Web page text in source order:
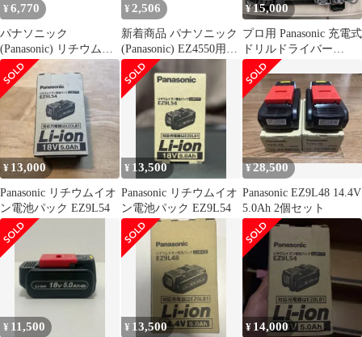
¥ 6,770
パナソニック
(Panasonic) リチウムイ
オン電池パック (Li-ion)
3.6V 1.5Ah LAタイプ
小型高精度ドライバー
(EZ7410他)用 EZ9L10
¥ 2,506
新着商品 パナソニック
(Panasonic) EZ4550用集
じん機アダプター 電動
工具 充電ジグソー 建築
現場 作業場 EZ9X016
¥15,000
プロ用 Panasonic 充電式
ドリルドライバー
EZ74A2
¥ 13,000
Panasonic リチウムイオ
ン電池パック EZ9L54
¥ 13,500
Panasonic リチウムイオ
ン電池パック EZ9L54
¥28,500
Panasonic EZ9L48 14.4V
5.0Ah 2個セット
¥ 11,500 ¥ 13,500 ¥ 14,000